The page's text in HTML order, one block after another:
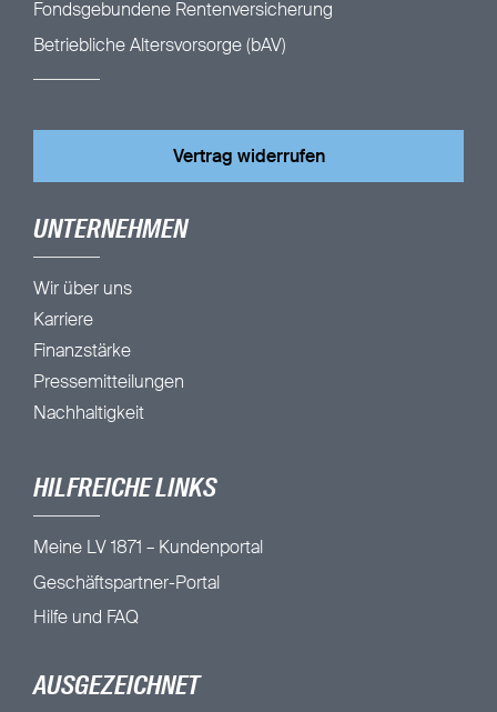
Fondsgebundene Rentenversicherung
Betriebliche Altersvorsorge (bAV)
Vertrag widerrufen
UNTERNEHMEN
Wir über uns
Karriere
Finanzstärke
Pressemitteilungen
Nachhaltigkeit
HILFREICHE LINKS
Meine LV 1871 – Kundenportal
Geschäftspartner-Portal
Hilfe und FAQ
AUSGEZEICHNET